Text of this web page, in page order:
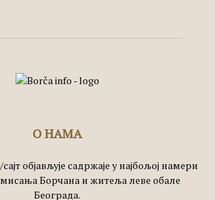
О НАМА
објављује садржаје у најбољој намери
Борчана и житеља леве обале
Београда.